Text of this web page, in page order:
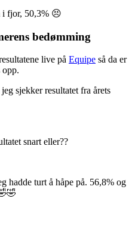
i fjor, 50,3% 😣
bedømming
live på Equipe så da er
opp.
sjekker resultatet fra årets
snart eller??
hadde turt å håpe på. 56,8% og